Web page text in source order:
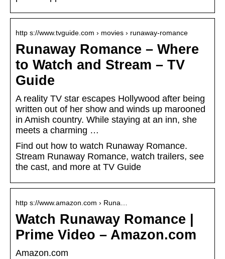
http s://www.tvguide.com › movies › runaway-romance
Runaway Romance – Where
to Watch and Stream – TV
Guide
A reality TV star escapes Hollywood after being
written out of her show and winds up marooned
in Amish country. While staying at an inn, she
meets a charming …
Find out how to watch Runaway Romance.
Stream Runaway Romance, watch trailers, see
the cast, and more at TV Guide
http s://www.amazon.com › Runa…
Watch Runaway Romance |
Prime Video – Amazon.com
Amazon.com